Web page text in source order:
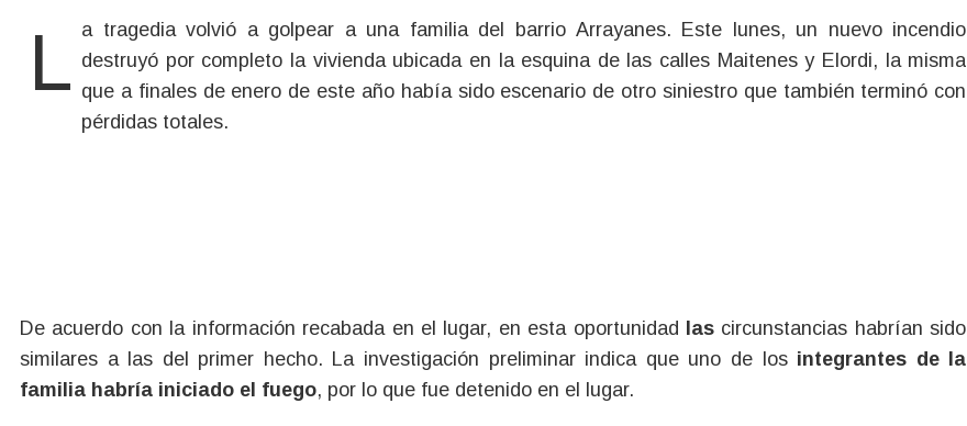
La tragedia volvió a golpear a una familia del barrio Arrayanes. Este lunes, un nuevo incendio destruyó por completo la vivienda ubicada en la esquina de las calles Maitenes y Elordi, la misma
que a finales de enero de este año había sido escenario de otro siniestro que también terminó con
pérdidas totales.
De acuerdo con la información recabada en el lugar, en esta oportunidad las circunstancias habrían sido
similares a las del primer hecho. La investigación preliminar indica que uno de losintegrantes de la
familia habría iniciado el fuego, por lo que fue detenido en el lugar.